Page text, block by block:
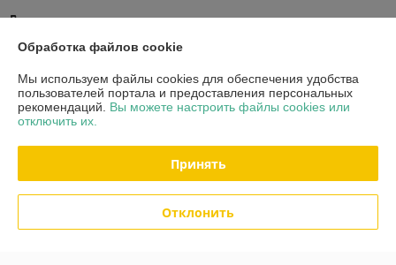
Сегодня работает с 10:00 до 21:00
Показать весь график работы
Отзывы о магазине
136 отзывов за всё время
29.07.2026
Покупатель
Отлично
Обработка файлов cookie
Мы используем файлы cookies для обеспечения удобства
пользователей портала и предоставления персональных
рекомендаций. Вы можете настроить файлы cookies или
отключить их.
Принять
Отклонить